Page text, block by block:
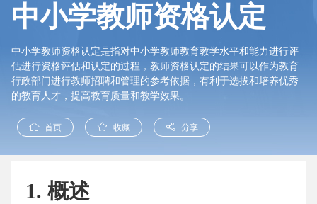
中小学教师资格认定
中小学教师资格认定是指对中小学教师教育教学水平和能力进行评
估进行资格评估和认定的过程，教师资格认定的结果可以作为教育
行政部门进行教师招聘和管理的参考依据，有利于选拔和培养优秀
的教育人才，提高教育质量和教学效果。
首页 收藏 分享
1. 概述